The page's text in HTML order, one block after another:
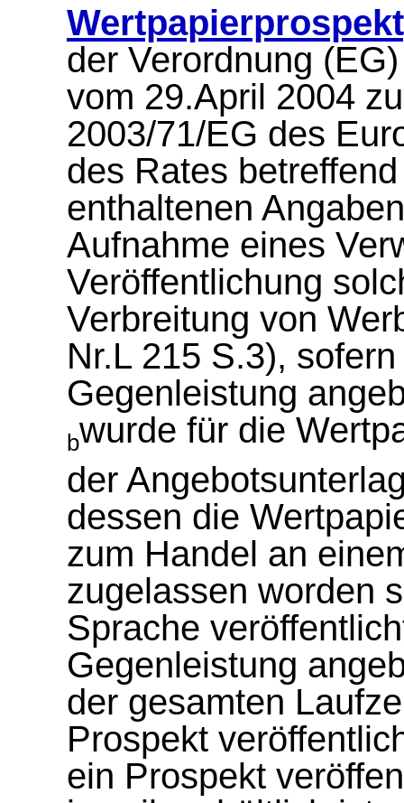
der Verordnung
vom 29.April 2004
2003/71/EG des
des Rates
enthaltenen
Aufnahme eines
Veröffentlichung
Verbreitung von
Nr.L 215 S.3),
Gegenleistung
bwurde für die
der
dessen die
zum Handel an
zugelassen worden
Sprache
Gegenleistung
der gesamten
Prospekt
ein Prospekt